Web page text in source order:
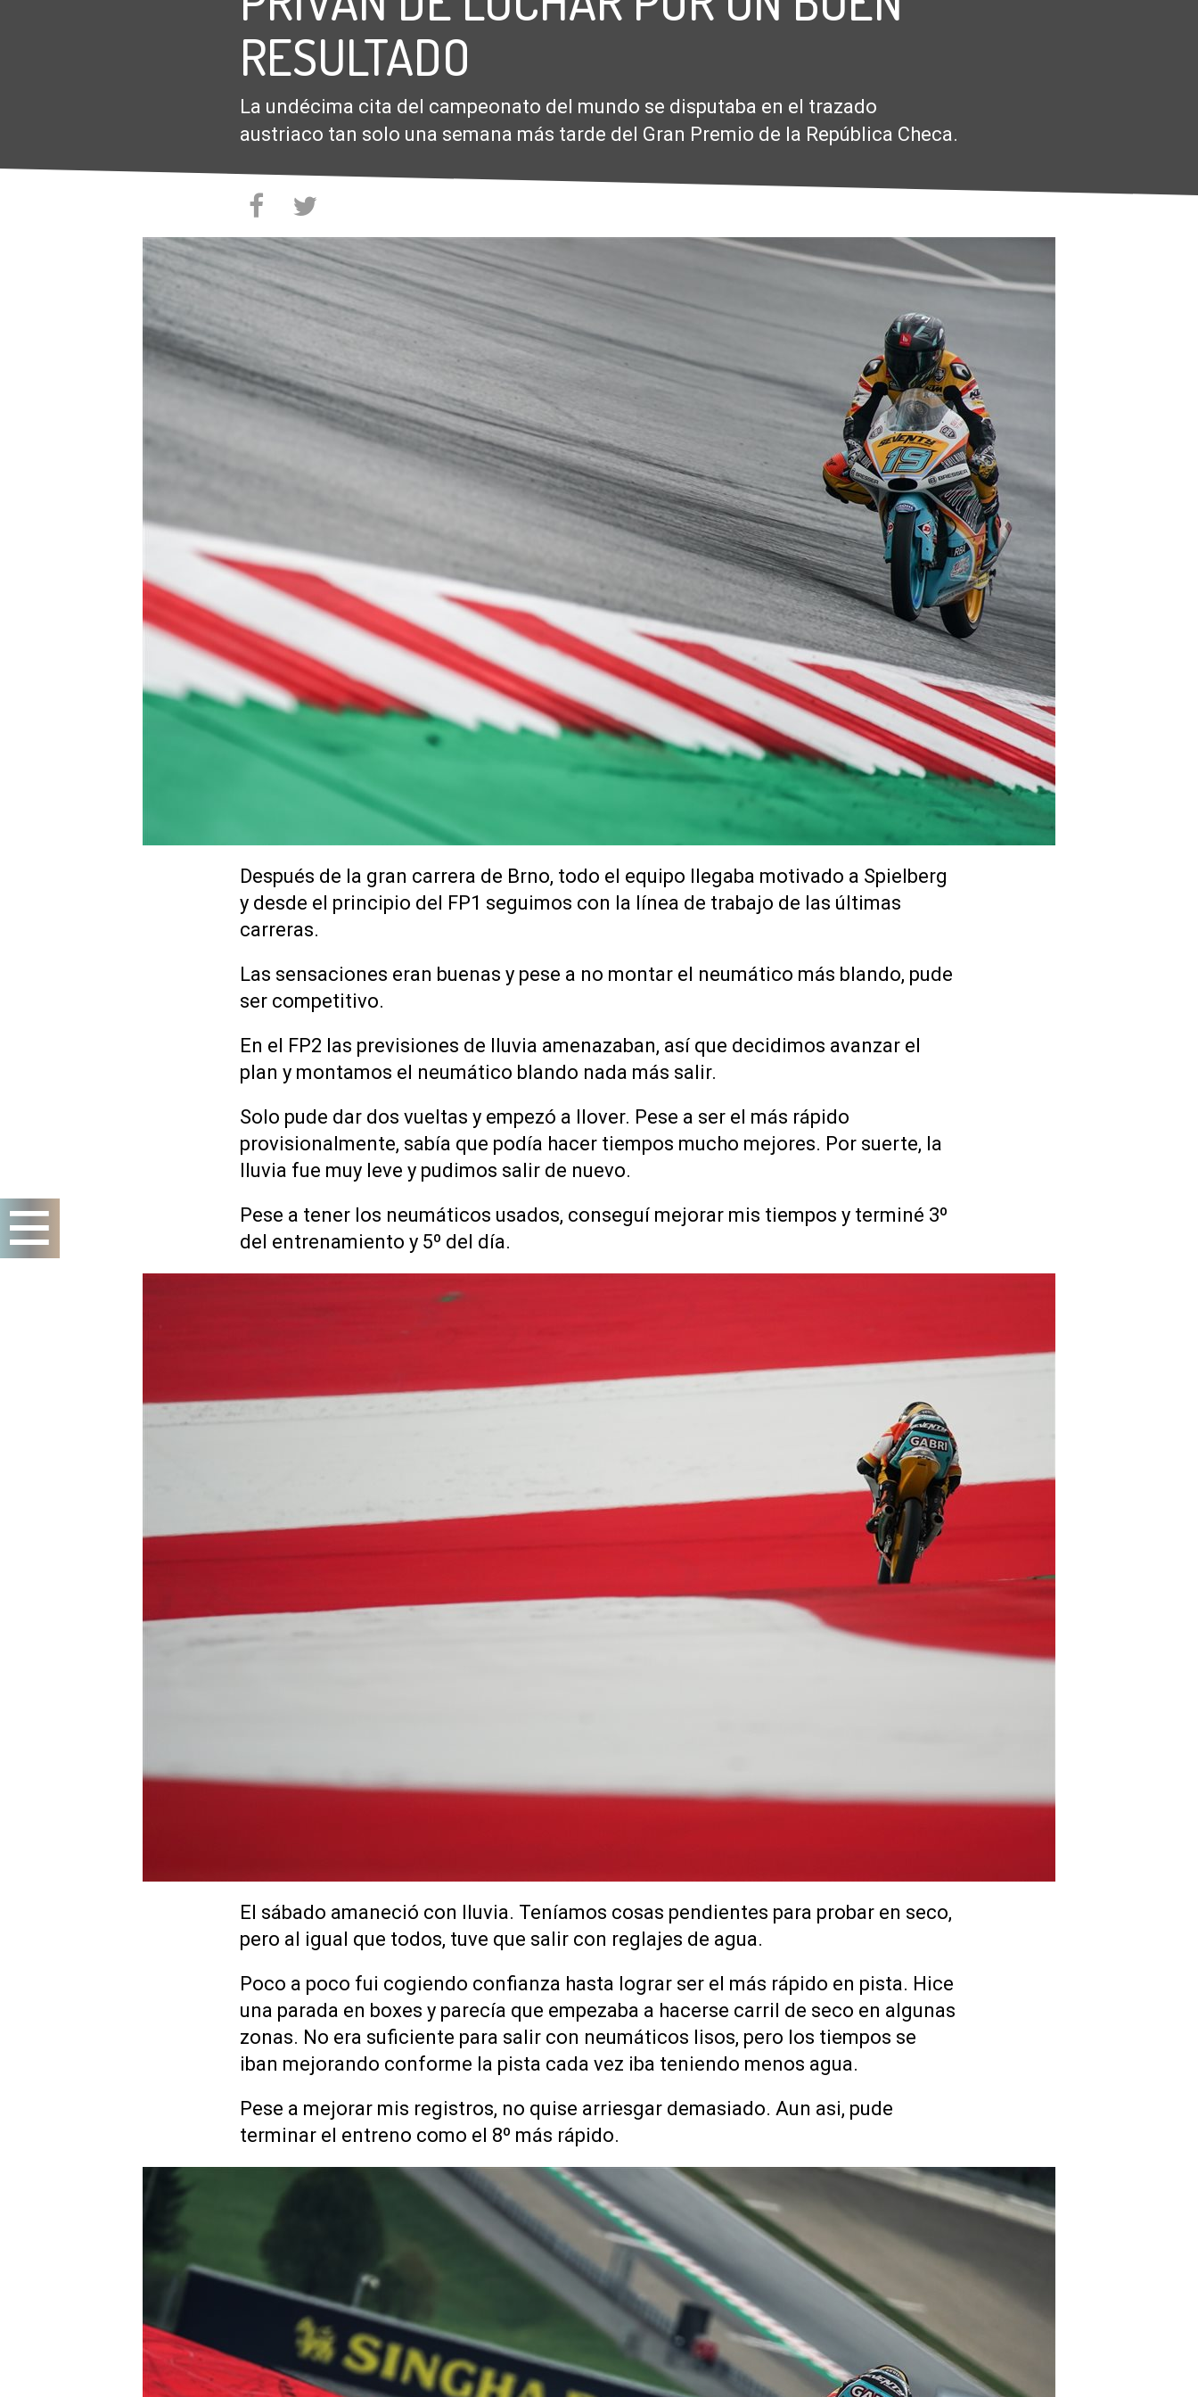
RESULTADO
La undécima cita del campeonato del mundo se disputaba en el trazado
austriaco tan solo una semana más tarde del Gran Premio de la República Checa.
Después de la gran carrera de Brno, todo el equipo llegaba motivado a Spielberg
y desde el principio del FP1 seguimos con la línea de trabajo de las últimas
carreras.
Las sensaciones eran buenas y pese a no montar el neumático más blando, pude
ser competitivo.
En el FP2 las previsiones de lluvia amenazaban, así que decidimos avanzar el
plan y montamos el neumático blando nada más salir.
Solo pude dar dos vueltas y empezó a llover. Pese a ser el más rápido
provisionalmente, sabía que podía hacer tiempos mucho mejores. Por suerte, la
lluvia fue muy leve y pudimos salir de nuevo.
Pese a tener los neumáticos usados, conseguí mejorar mis tiempos y terminé 3º
del entrenamiento y 5º del día.
El sábado amaneció con lluvia. Teníamos cosas pendientes para probar en seco,
pero al igual que todos, tuve que salir con reglajes de agua.
Poco a poco fui cogiendo confianza hasta lograr ser el más rápido en pista. Hice
una parada en boxes y parecía que empezaba a hacerse carril de seco en algunas
zonas. No era suficiente para salir con neumáticos lisos, pero los tiempos se
iban mejorando conforme la pista cada vez iba teniendo menos agua.
Pese a mejorar mis registros, no quise arriesgar demasiado. Aun asi, pude
terminar el entreno como el 8º más rápido.